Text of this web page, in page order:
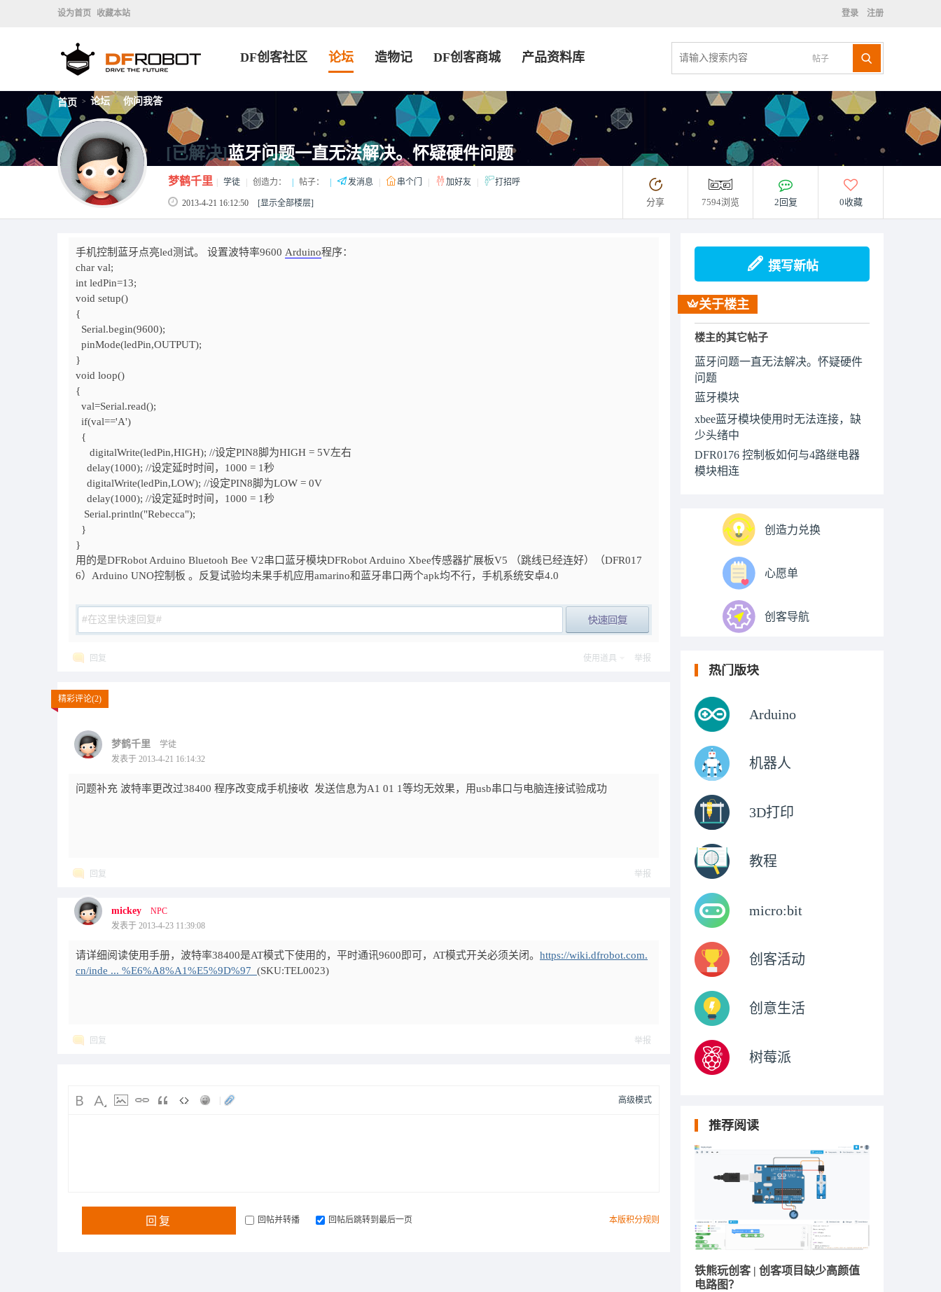
设为首页 收藏本站 登录 注册
帖子
DF创客社区 论坛 造物记 DF创客商城 产品资料库
首页 > 论坛 > 你问我答
[已解决]蓝牙问题一直无法解决。怀疑硬件问题
梦鹤千里 学徒 创造力： 帖子： 发消息 串个门 加好友 打招呼
2013-4-21 16:12:50 [显示全部楼层] 分享 7594浏览 2回复 0收藏
手机控制蓝牙点亮led测试。 设置波特率9600 Arduino程序：
char val;
int ledPin=13;
void setup()
{
Serial.begin(9600);
pinMode(ledPin,OUTPUT);
}
void loop()
{
val=Serial.read();
if(val=='A')
{
digitalWrite(ledPin,HIGH); //设定PIN8脚为HIGH = 5V左右
delay(1000); //设定延时时间，1000 = 1秒
digitalWrite(ledPin,LOW); //设定PIN8脚为LOW = 0V
delay(1000); //设定延时时间，1000 = 1秒
Serial.println("Rebecca");
}
}
用的是DFRobot Arduino Bluetooh Bee V2串口蓝牙模块DFRobot Arduino Xbee传感器扩展板V5 （跳线已经连好）（DFR017
6）Arduino UNO控制板 。反复试验均未果手机应用amarino和蓝牙串口两个apk均不行，手机系统安卓4.0
回复 使用道具 举报
精彩评论(2)
梦鹤千里
学徒
发表于 2013-4-21 16:14:32
问题补充 波特率更改过38400 程序改变成手机接收 发送信息为A1 01 1等均无效果，用usb串口与电脑连接试验成功
回复 举报
mickey
NPC
发表于 2013-4-23 11:39:08
请详细阅读使用手册，波特率38400是AT模式下使用的，平时通讯9600即可，AT模式开关必须关闭。 https://wiki.dfrobot.com.
cn/inde ... %E6%A8%A1%E5%9D%97_ (SKU:TEL0023)
回复 举报
高级模式
本版积分规则
回复 回帖并转播 回帖后跳转到最后一页
撰写新帖
关于楼主
楼主的其它帖子
蓝牙问题一直无法解决。怀疑硬件
问题
蓝牙模块
xbee蓝牙模块使用时无法连接，缺
少头绪中
DFR0176 控制板如何与4路继电器
模块相连
创造力兑换
心愿单
创客导航
热门版块
Arduino
机器人
3D打印
教程
micro:bit
创客活动
创意生活
树莓派
推荐阅读
铁熊玩创客 | 创客项目缺少高颜值
电路图？